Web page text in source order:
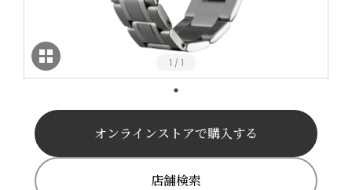
1 / 1
オンラインストアで購入する
店舗検索